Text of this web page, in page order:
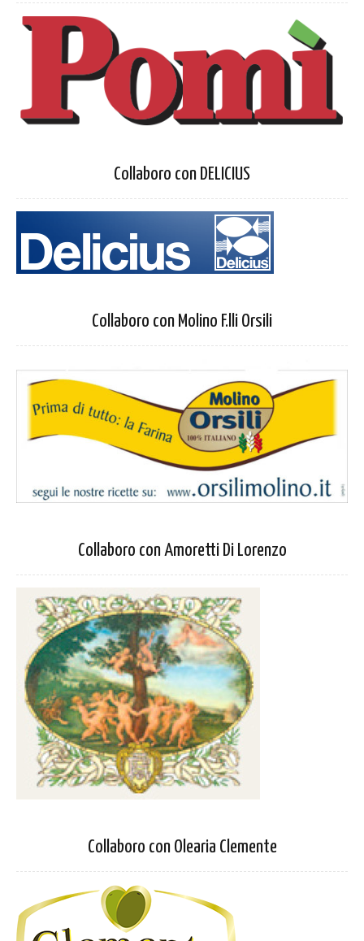
Collaboro con DELICIUS
Collaboro con Molino F.lli Orsili
Collaboro con Amoretti Di Lorenzo
Collaboro con Olearia Clemente